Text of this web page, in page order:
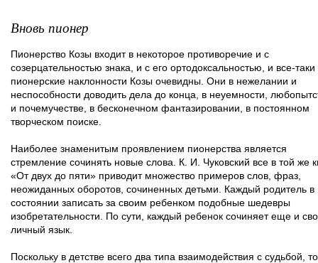
Вновь пионер
Пионерство Козы входит в некоторое противоречие и с
созерцательностью знака, и с его ортодоксальностью, и все-таки
пионерские наклонности Козы очевидны. Они в нежелании и
неспособности доводить дела до конца, в неуемности,
и почемучестве, в бесконечном фантазировании, в постоянном
творческом поиске.
Наиболее знаменитым проявлением пионерства является
стремление сочинять новые слова. К. И. Чуковский все в той же
«От двух до пяти» приводит множество примеров слов, фраз,
неожиданных оборотов, сочиненных детьми. Каждый родитель в
состоянии записать за своим ребенком подобные шедевры
изобретательности. По сути, каждый ребенок сочиняет еще и
личный язык.
Поскольку в детстве всего два типа взаимодействия с судьбой, то